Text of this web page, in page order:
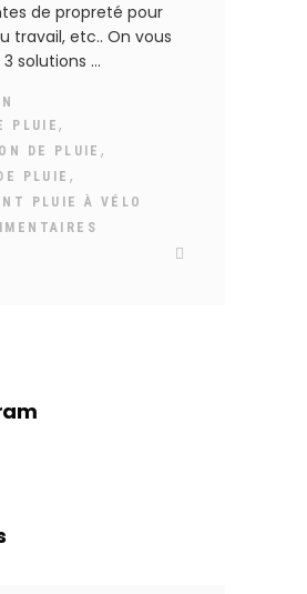
de propreté pour
travail, etc.. On vous
solutions
PLUIE,
DE PLUIE ,
PLUIE ,
PLUIE À VÉLO